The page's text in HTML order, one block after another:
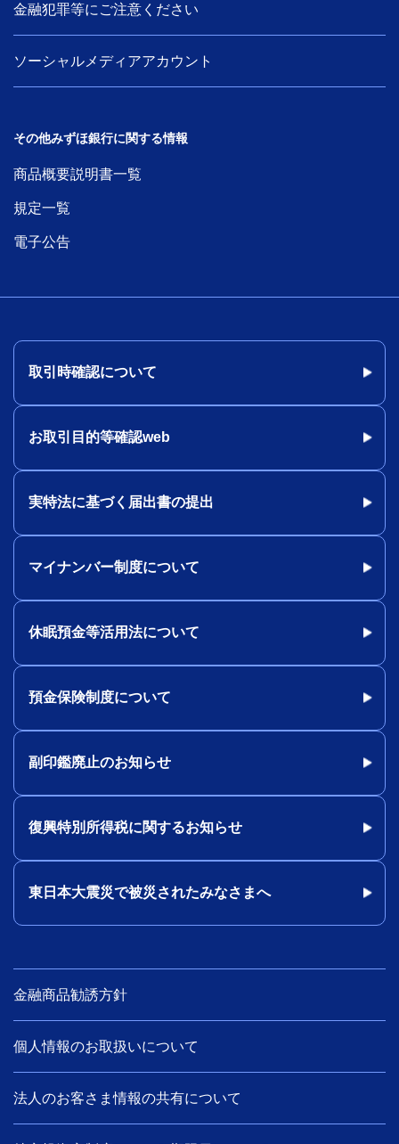
金融犯罪等にご注意ください
ソーシャルメディアアカウント
その他みずほ銀行に関する情報
商品概要説明書一覧
規定一覧
電子公告
取引時確認について
お取引目的等確認web
実特法に基づく届出書の提出
マイナンバー制度について
休眠預金等活用法について
預金保険制度について
副印鑑廃止のお知らせ
復興特別所得税に関するお知らせ
東日本大震災で被災されたみなさまへ
金融商品勧誘方針
個人情報のお取扱いについて
法人のお客さま情報の共有について